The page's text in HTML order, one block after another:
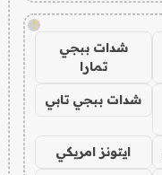
!
شدات ببجي
تمارا
شدات ببجي تابي
ايتونز امريكي